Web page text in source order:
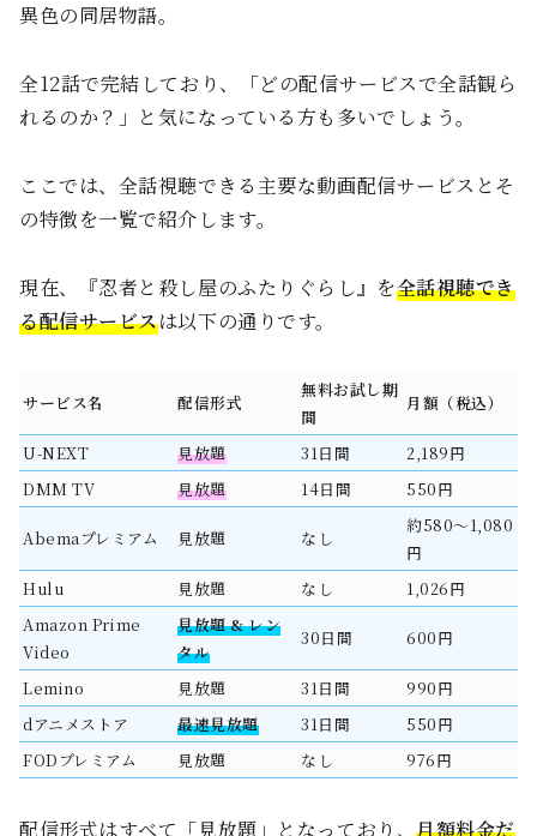
異色の同居物語。
全12話で完結しており、「どの配信サービスで全話観ら
れるのか？」と気になっている方も多いでしょう。
ここでは、全話視聴できる主要な動画配信サービスとそ
の特徴を一覧で紹介します。
現在、『忍者と殺し屋のふたりぐらし』を全話視聴でき
る配信サービスは以下の通りです。
サービス名 配信形式
無料お試し期
間
月額（税込）
U-NEXT 見放題 31日間
2,189円
DMM TV
見放題 14日間 550円
Abemaプレミアム 見放題 なし
約580〜1,080
円
Hulu
見放題 なし
1,026円
Amazon Prime
Video
見放題 & レン
タル
30日間 600円
Lemino 見放題 31日間
990円
dアニメストア
最速見放題 31日間
550円
FODプレミアム
見放題 なし 976円
配信形式はすべて「見放題」となっており、月額料金だ